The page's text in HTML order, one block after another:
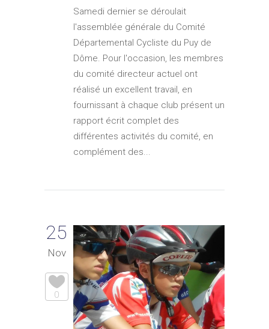
Samedi dernier se déroulait
l'assemblée générale du Comité
Départemental Cycliste du Puy de
Dôme. Pour l'occasion, les membres
du comité directeur actuel ont
réalisé un excellent travail, en
fournissant à chaque club présent un
rapport écrit complet des
différentes activités du comité, en
complément des...
25
Nov
0